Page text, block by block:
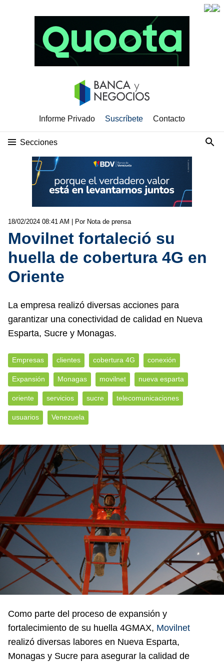
Informe Privado Suscríbete Contacto
Secciones
18/02/2024 08:41 AM | Por Nota de prensa
Movilnet fortaleció su
huella de cobertura 4G en
Oriente
La empresa realizó diversas acciones para
garantizar una conectividad de calidad en Nueva
Esparta, Sucre y Monagas.
Empresas clientes cobertura 4G conexión
Expansión Monagas movilnet nueva esparta
oriente servicios sucre telecomunicaciones
usuarios Venezuela
Como parte del proceso de expansión y
fortalecimiento de su huella 4GMAX, Movilnet
realizó diversas labores en Nueva Esparta,
Monagas y Sucre para asegurar la calidad de